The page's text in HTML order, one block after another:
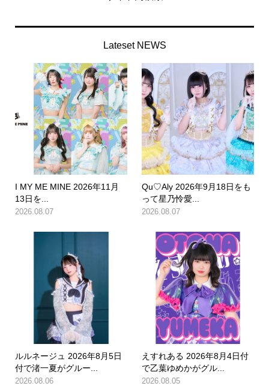
Lateset NEWS
I MY ME MINE 2026年11月
13日を...
2026.08.07
Qu♡Aly 2026年9月18日をも
って星乃怜愛...
2026.08.07
ルルネージュ 2026年8月5日
付で渚一夏がグルー...
2026.08.06
えすれある 2026年8月4日付
で乙葉ゆめかがグル...
2026.08.05